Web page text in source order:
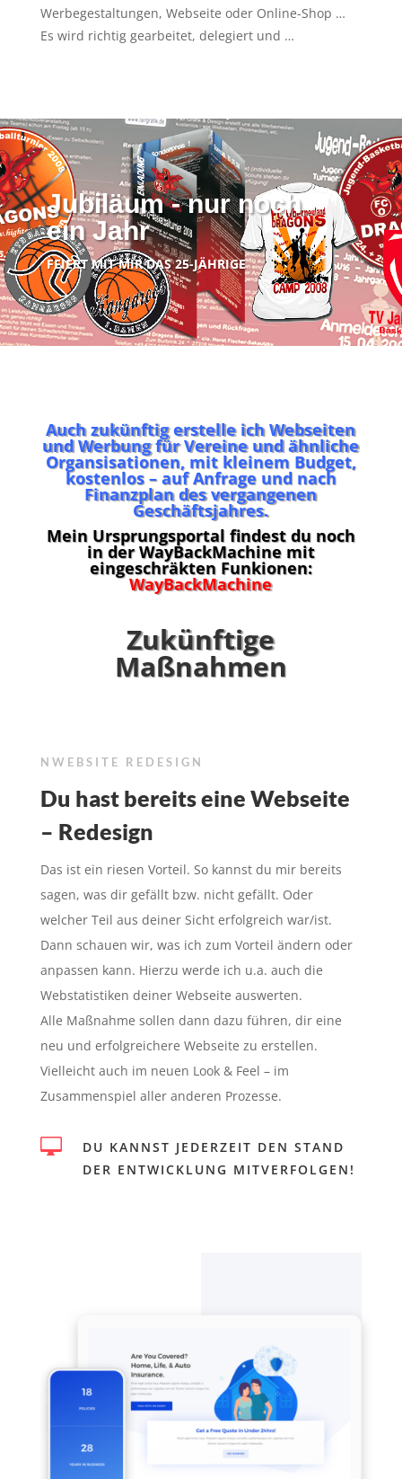
Werbegestaltungen, Webseite oder Online-Shop …
Es wird richtig gearbeitet, delegiert und …
Jubiläum - nur noch
ein Jahr
FEIERT MIT MIR DAS 25-JÄHRIGE
Auch zukünftig erstelle ich Webseiten
und Werbung für Vereine und ähnliche
Organsisationen, mit kleinem Budget,
kostenlos – auf Anfrage und nach
Finanzplan des vergangenen
Geschäftsjahres.
Mein Ursprungsportal findest du noch
in der WayBackMachine mit
eingeschräkten Funkionen:
WayBackMachine
Zukünftige
Maßnahmen
NWEBSITE REDESIGN
Du hast bereits eine Webseite
– Redesign
Das ist ein riesen Vorteil. So kannst du mir bereits
sagen, was dir gefällt bzw. nicht gefällt. Oder
welcher Teil aus deiner Sicht erfolgreich war/ist.
Dann schauen wir, was ich zum Vorteil ändern oder
anpassen kann. Hierzu werde ich u.a. auch die
Webstatistiken deiner Webseite auswerten.
Alle Maßnahme sollen dann dazu führen, dir eine
neu und erfolgreichere Webseite zu erstellen.
Vielleicht auch im neuen Look & Feel – im
Zusammenspiel aller anderen Prozesse.

DU KANNST JEDERZEIT DEN STAND
DER ENTWICKLUNG MITVERFOLGEN!